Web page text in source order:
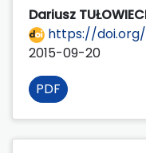
Dariusz
https://doi.org/
2015-09-20
PDF